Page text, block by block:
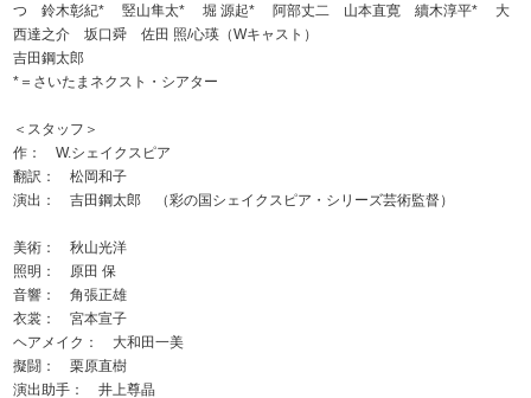
つ 鈴木彰紀* 竪山隼太* 堀 源起* 阿部丈二 山本直寛 續木淳平* 大
西達之介 坂口舜 佐田 照/心瑛（Wキャスト）
吉田鋼太郎
*＝さいたまネクスト・シアター
＜スタッフ＞
作： W.シェイクスピア
翻訳： 松岡和子
演出： 吉田鋼太郎 （彩の国シェイクスピア・シリーズ芸術監督）
美術： 秋山光洋
照明： 原田 保
音響： 角張正雄
衣裳： 宮本宣子
ヘアメイク： 大和田一美
擬闘： 栗原直樹
演出助手： 井上尊晶